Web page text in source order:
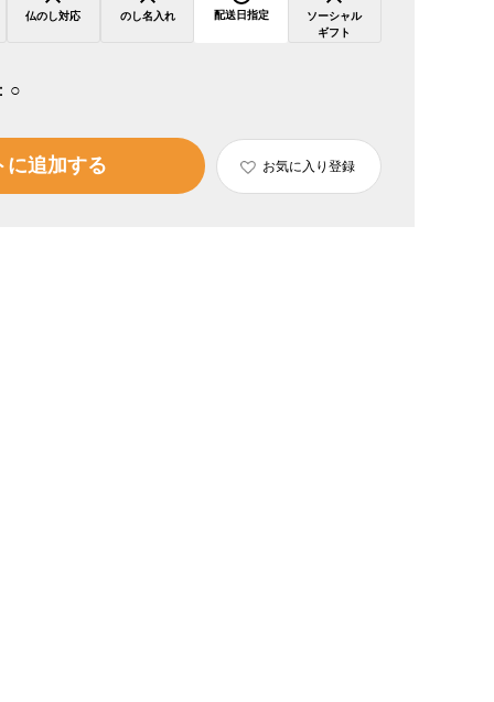
仏のし対応 のし名入れ 配送日指定
ソーシャル
ギフト
○
に追加する お気に入り登録